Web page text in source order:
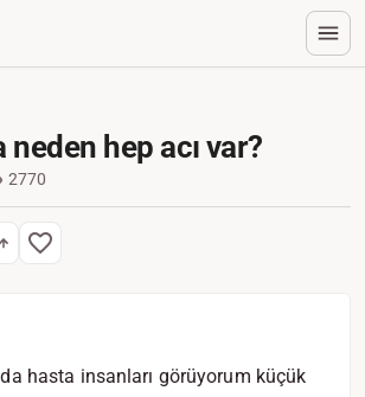
hep acı var?
2770
hasta insanları görüyorum küçük